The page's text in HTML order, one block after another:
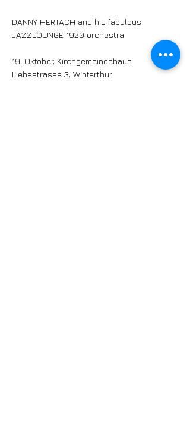
DANNY HERTACH and his fabulous
JAZZLOUNGE 1920 orchestra
19. Oktober, Kirchgemeindehaus
Liebestrasse 3, Winterthur